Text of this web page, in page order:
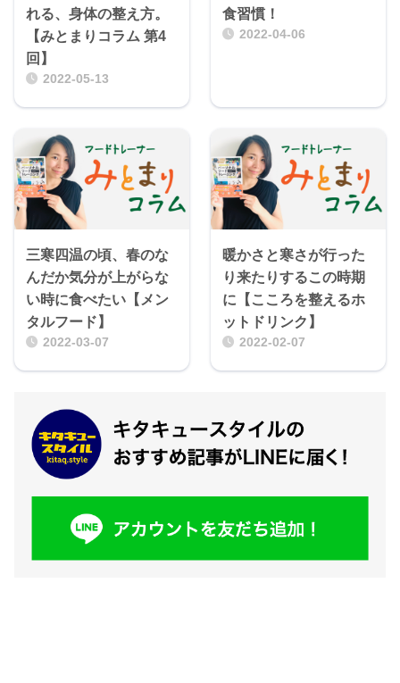
れる、身体の整え方。
【みとまりコラム 第4
回】
2022-05-13
食習慣！
2022-04-06
三寒四温の頃、春のな
んだか気分が上がらな
い時に食べたい【メン
タルフード】
2022-03-07
暖かさと寒さが行った
り来たりするこの時期
に【こころを整えるホ
ットドリンク】
2022-02-07